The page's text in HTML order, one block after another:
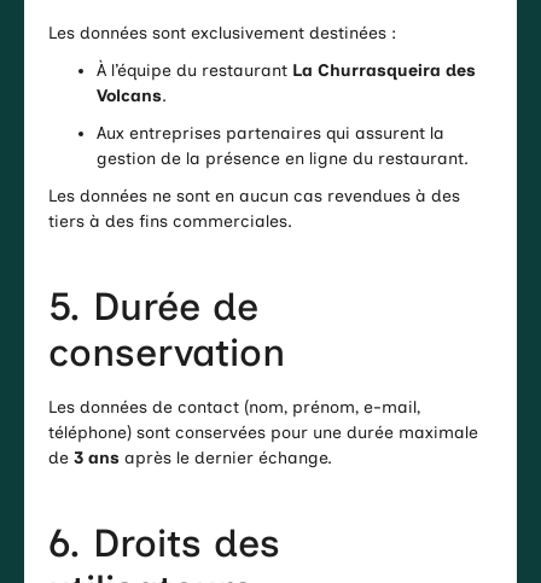
Les données sont exclusivement destinées :
À l’équipe du restaurant La Churrasqueira des
Volcans.
Aux entreprises partenaires qui assurent la
gestion de la présence en ligne du restaurant.
Les données ne sont en aucun cas revendues à des
tiers à des fins commerciales.
5. Durée de
conservation
Les données de contact (nom, prénom, e-mail,
téléphone) sont conservées pour une durée maximale
de 3 ans après le dernier échange.
6. Droits des